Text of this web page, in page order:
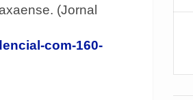
(Jornal
com-160-